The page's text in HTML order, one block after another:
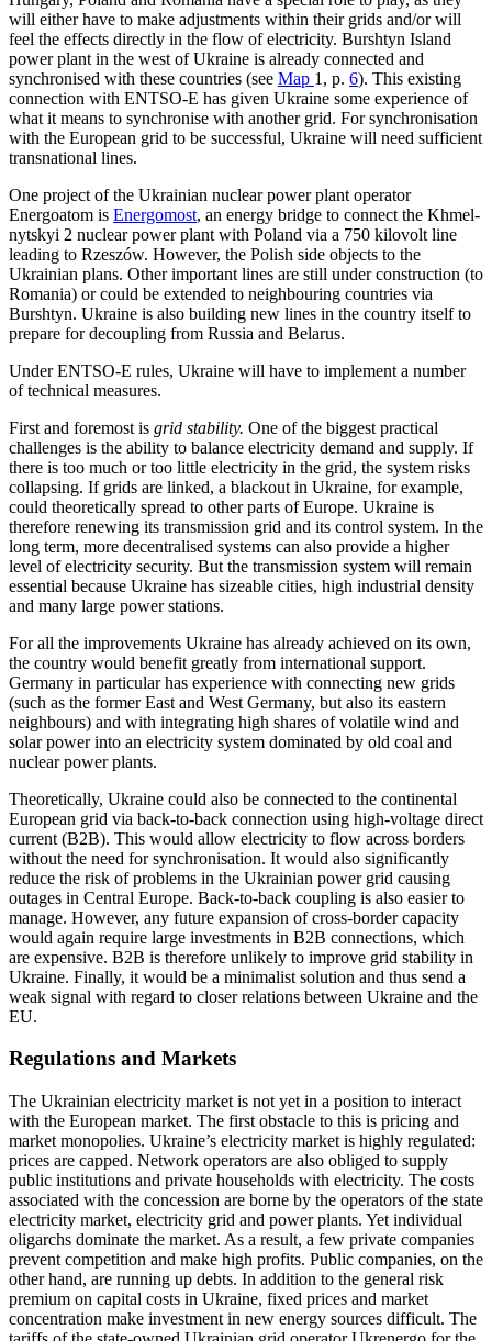
will either have to make adjustments within their grids and/or will
feel the effects directly in the flow of electricity. Burshtyn Island
power plant in the west of Ukraine is already connected and
synchronised with these countries (see Map 1, p. 6). This exist­ing
connection with ENTSO-E has given Ukraine some experience of
what it means to synchronise with another grid. For syn­chronisation
with the European grid to be successful, Ukraine will need sufficient
transnational lines.
One project of the Ukrainian nuclear power plant operator
Energoatom is Energo­most, an energy bridge to connect the Khmel­
nytskyi 2 nuclear power plant with Poland via a 750 kilovolt line
leading to Rzeszów. However, the Polish side objects to the
Ukrainian plans. Other important lines are still under construction (to
Roma­nia) or could be extended to neighbouring countries via
Burshtyn. Ukraine is also build­ing new lines in the country itself to
pre­pare for decoupling from Russia and Belarus.
Under ENTSO-E rules, Ukraine will have to implement a number
of technical measures.
First and foremost is grid stability. One of the biggest practical
challenges is the ability to balance electricity demand and supply. If
there is too much or too little electricity in the grid, the system risks
collapsing. If grids are linked, a blackout in Ukraine, for exam­ple,
could theoretically spread to other parts of Europe. Ukraine is
therefore renew­ing its transmission grid and its control sys­tem. In the
long term, more decentralised systems can also provide a higher
level of electricity security. But the transmission system will remain
essential because Ukraine has sizeable cities, high industrial density
and many large power stations.
For all the improvements Ukraine has already achieved on its own,
the country would benefit greatly from international sup­port.
Germany in particular has experi­ence with connecting new grids
(such as the former East and West Germany, but also its eastern
neighbours) and with integrating high shares of volatile wind and
solar power into an electricity system dominated by old coal and
nuclear power plants.
Theoretically, Ukraine could also be con­nected to the continental
European grid via back-to-back connection using high-voltage direct
current (B2B). This would allow elec­tricity to flow across borders
without the need for synchronisation. It would also sig­nificantly
reduce the risk of problems in the Ukrainian power grid causing
outages in Central Europe. Back-to-back coupling is also easier to
manage. However, any future expansion of cross-border capacity
would again require large investments in B2B con­nections, which
are expensive. B2B is there­fore unlikely to improve grid stability in
Ukraine. Finally, it would be a minimalist solution and thus send a
weak signal with regard to closer relations between Ukraine and the
EU.
Regulations and Markets
The Ukrainian electricity market is not yet in a position to interact
with the European market. The first obstacle to this is pricing and
market monopolies. Ukraine’s elec­tricity market is highly regulated:
prices are capped. Network operators are also obliged to supply
public institutions and private households with electricity. The costs
asso­ciated with the concession are borne by the operators of the state
electricity market, electricity grid and power plants. Yet indi­vidual
oligarchs dominate the market. As a result, a few private companies
prevent competition and make high profits. Public companies, on the
other hand, are running up debts. In addition to the general risk
premium on capital costs in Ukraine, fixed prices and market
concentration make investment in new energy sources difficult. The